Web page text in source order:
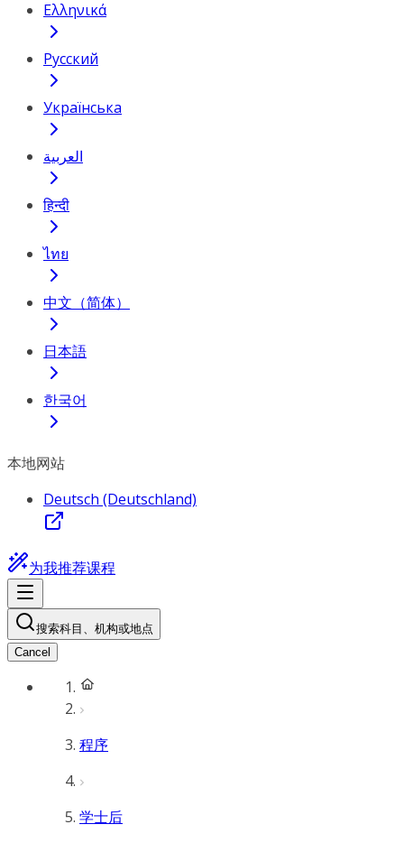
Ελληνικά
Русский
Українська
العربية
हिन्दी
ไทย
中文（简体）
日本語
한국어
本地网站
Deutsch (Deutschland)
为我推荐课程
搜索科目、机构或地点
Cancel
程序
学士后